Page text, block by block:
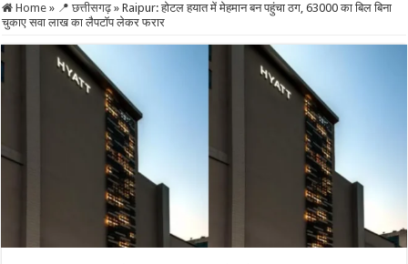
Home » 📍 छत्तीसगढ़ » Raipur: होटल हयात में मेहमान बन पहुंचा ठग, 63000 का बिल बिना
चुकाए सवा लाख का लैपटॉप लेकर फरार